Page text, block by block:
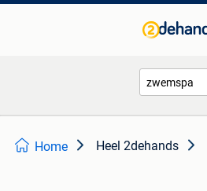
Home Heel 2dehands